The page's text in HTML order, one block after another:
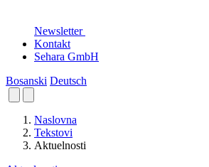
Newsletter
Kontakt
Sehara GmbH
Bosanski Deutsch
Naslovna
Tekstovi
Aktuelnosti